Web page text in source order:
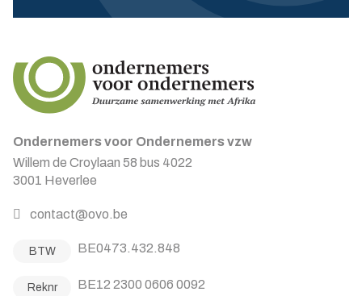
Ondernemers voor Ondernemers vzw
Willem de Croylaan 58 bus 4022
3001 Heverlee
contact@ovo.be
BTW BE0473.432.848
Reknr BE12 2300 0606 0092